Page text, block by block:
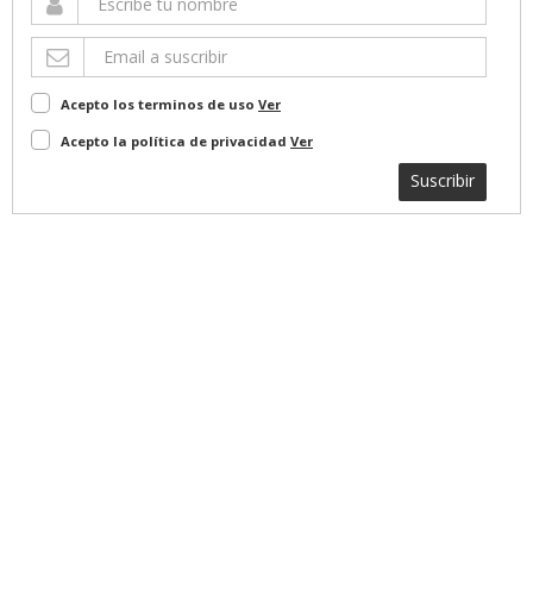
Acepto los terminos de uso Ver
Acepto la política de privacidad Ver
Suscribir